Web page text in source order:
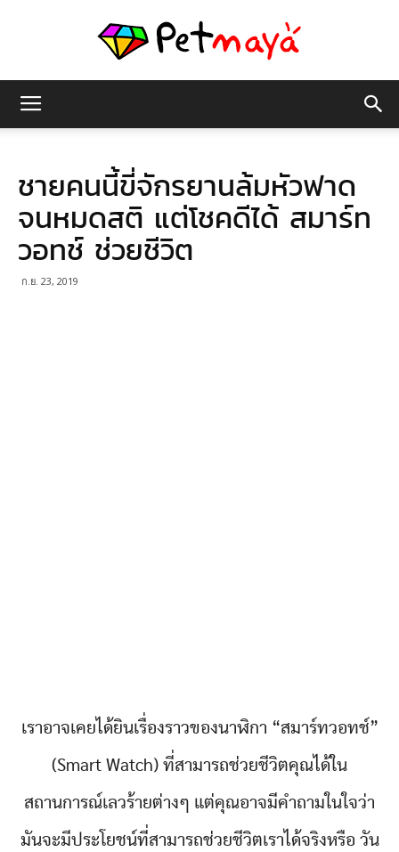
มายา
ชายคนนี้ขี่จักรยานล้มหัวฟาด
จนหมดสติ แต่โชคดีได้ สมาร์ท
วอทช์ ช่วยชีวิต
ก.ย. 23, 2019
เราอาจเคยได้ยินเรื่องราวของนาฬิกา “สมาร์ทวอทช์”
(Smart Watch) ที่สามารถช่วยชีวิตคุณได้ใน
สถานการณ์เลวร้ายต่างๆ แต่คุณอาจมีคำถามในใจว่า
มันจะมีประโยชน์ที่สามารถช่วยชีวิตเราได้จริงหรือ วัน